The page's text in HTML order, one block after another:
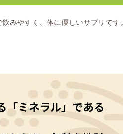
みやすく、体に優しいサプリです。